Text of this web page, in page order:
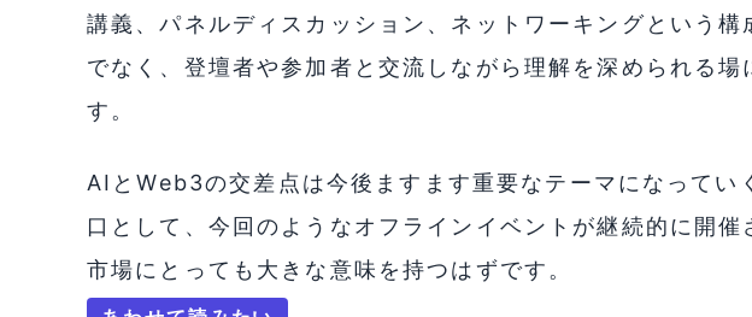
講義、パネルディスカッション、ネットワーキングという構
でなく、登壇者や参加者と交流しながら理解を深められる
す。
AIとWeb3の交差点は今後ますます重要なテーマになってい
口として、今回のようなオフラインイベントが継続的に開
市場にとっても大きな意味を持つはずです。